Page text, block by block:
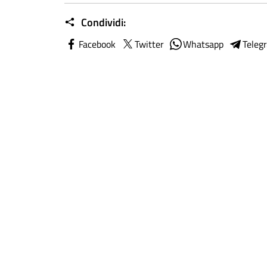
Condividi:
Facebook Twitter Whatsapp